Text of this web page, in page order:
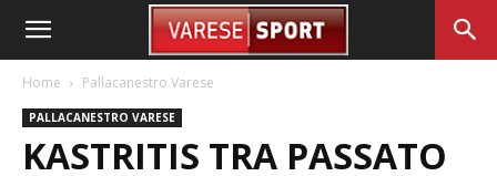
Home Pallacanestro Varese
PALLACANESTRO VARESE
KASTRITIS TRA PASSATO